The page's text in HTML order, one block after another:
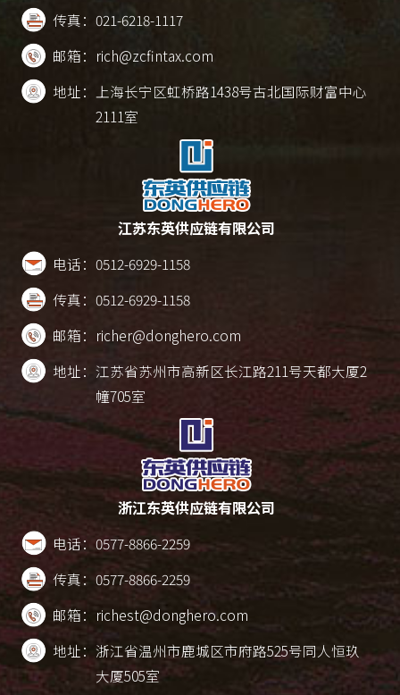
传真： 021-6218-1117
邮箱： rich@zcfintax.com
地址： 上海长宁区虹桥路1438号古北国际财富中心
2111室
江苏东英供应链有限公司
电话： 0512-6929-1158
传真： 0512-6929-1158
邮箱： richer@donghero.com
地址： 江苏省苏州市高新区长江路211号天都大厦2
幢705室
浙江东英供应链有限公司
电话： 0577-8866-2259
传真： 0577-8866-2259
邮箱： richest@donghero.com
地址： 浙江省温州市鹿城区市府路525号同人恒玖
大厦505室